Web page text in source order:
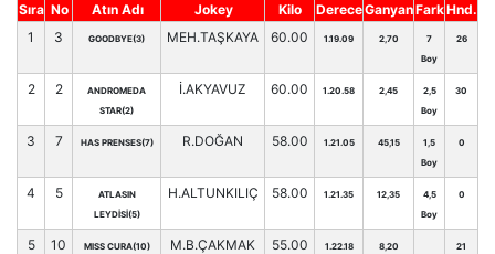
Sıra No Atın Adı Jokey Kilo DereceGanyanFarkHnd.
1
3 GOODBYE(3) MEH.TAŞKAYA 60.00 1.19.09 2,70
7
Boy
26
2 2
ANDROMEDA
STAR(2)
İ.AKYAVUZ 60.00 1.20.58 2,45
2,5
Boy
30
3 7 HAS PRENSES(7) R.DOĞAN 58.00 1.21.05 45,15
1,5
Boy
0
4 5
ATLASIN
LEYDİSİ(5)
H.ALTUNKILIÇ 58.00 1.21.35 12,35
4,5
Boy
0
5 10 MISS CURA(10)
M.B.ÇAKMAK
55.00 1.22.18 8,20 21